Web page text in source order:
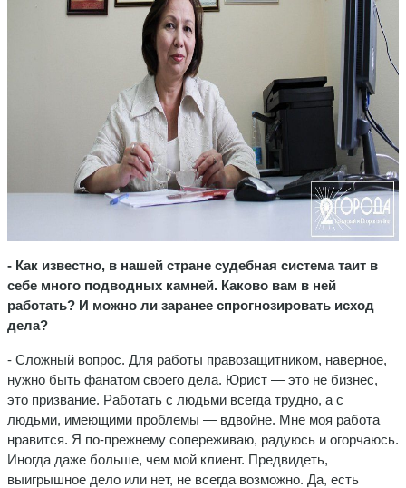
- Как известно, в нашей стране судебная система таит в
себе много подводных камней. Каково вам в ней
работать? И можно ли заранее спрогнозировать исход
дела?
- Сложный вопрос. Для работы правозащитником, наверное,
нужно быть фанатом своего дела. Юрист — это не бизнес,
это призвание. Работать с людьми всегда трудно, а с
людьми, имеющими проблемы — вдвойне. Мне моя работа
нравится. Я по-прежнему сопереживаю, радуюсь и огорчаюсь.
Иногда даже больше, чем мой клиент. Предвидеть,
выигрышное дело или нет, не всегда возможно. Да, есть